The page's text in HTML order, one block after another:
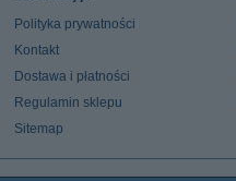
Polityka prywatności
Kontakt
Dostawa i płatności
Regulamin sklepu
Sitemap